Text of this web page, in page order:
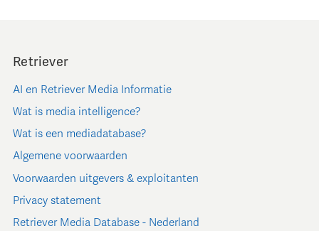
Retriever
AI en Retriever Media Informatie
Wat is media intelligence?
Wat is een mediadatabase?
Algemene voorwaarden
Voorwaarden uitgevers & exploitanten
Privacy statement
Retriever Media Database - Nederland